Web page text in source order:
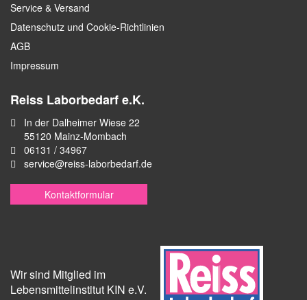
Service & Versand
Datenschutz und Cookie-Richtlinien
AGB
Impressum
Reiss Laborbedarf e.K.
In der Dalheimer Wiese 22
55120 Mainz-Mombach
06131 / 34967
service@reiss-laborbedarf.de
Kontaktformular
Wir sind Mitglied im
Lebensmittelinstitut KIN e.V.